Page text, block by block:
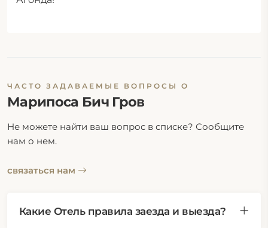
ЧАСТО ЗАДАВАЕМЫЕ ВОПРОСЫ О
Марипоса Бич Гров
Не можете найти ваш вопрос в списке? Сообщите
нам о нем.
связаться нам
Какие Отель правила заезда и выезда?